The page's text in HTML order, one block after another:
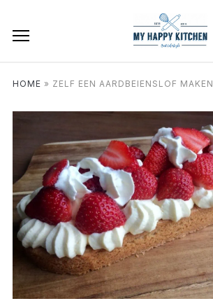
HOME » ZELF EEN AARDBEIENSLOF MAKEN